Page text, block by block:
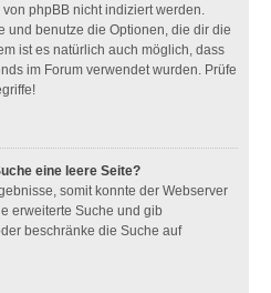
phpBB nicht indiziert werden.
und benutze die Optionen, die dir die
ist es natürlich auch möglich, dass
im Forum verwendet wurden. Prüfe
eine leere Seite?
somit konnte der Webserver
erweiterte Suche und gib
beschränke die Suche auf